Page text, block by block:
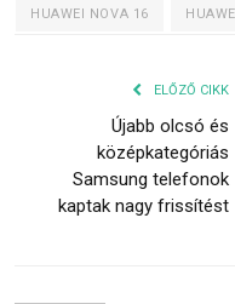
HUAWEI NOVA 16
ELŐZŐ CIKK
Újabb olcsó és
középkategóriás
Samsung telefonok
kaptak nagy frissítést